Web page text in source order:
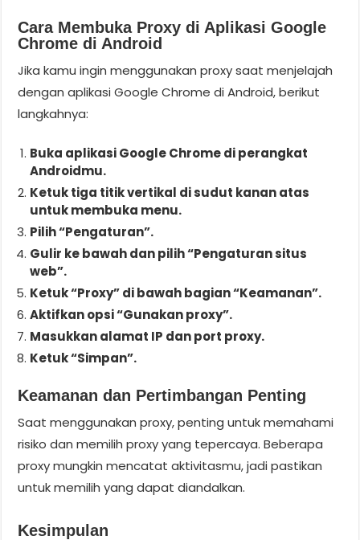
Cara Membuka Proxy di Aplikasi Google
Chrome di Android
Jika kamu ingin menggunakan proxy saat menjelajah
dengan aplikasi Google Chrome di Android, berikut
langkahnya:
Buka aplikasi Google Chrome di perangkat
Androidmu.
Ketuk tiga titik vertikal di sudut kanan atas
untuk membuka menu.
Pilih “Pengaturan”.
Gulir ke bawah dan pilih “Pengaturan situs
web”.
Ketuk “Proxy” di bawah bagian “Keamanan”.
Aktifkan opsi “Gunakan proxy”.
Masukkan alamat IP dan port proxy.
Ketuk “Simpan”.
Keamanan dan Pertimbangan Penting
Saat menggunakan proxy, penting untuk memahami
risiko dan memilih proxy yang tepercaya. Beberapa
proxy mungkin mencatat aktivitasmu, jadi pastikan
untuk memilih yang dapat diandalkan.
Kesimpulan